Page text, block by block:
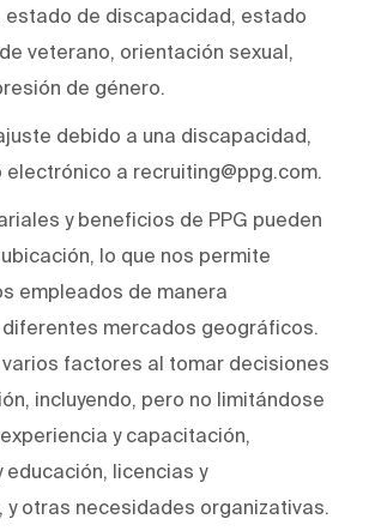
estado de discapacidad, estado
veterano, orientación sexual,
de género.
debido a una discapacidad,
electrónico a recruiting@ppg.com.
y beneficios de PPG pueden
lo que nos permite
empleados de manera
mercados geográficos.
varios factores al tomar decisiones
incluyendo, pero no limitándose
y capacitación,
licencias y
otras necesidades organizativas.